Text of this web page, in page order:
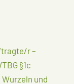
r –
§1c
und